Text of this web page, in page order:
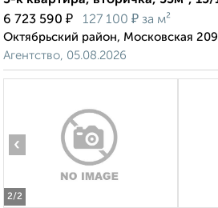
6 723 590 ₽ 127 100 ₽ за м²
Октябрьский район, Московская
Агентство, 05.08.2026
2/2
‹